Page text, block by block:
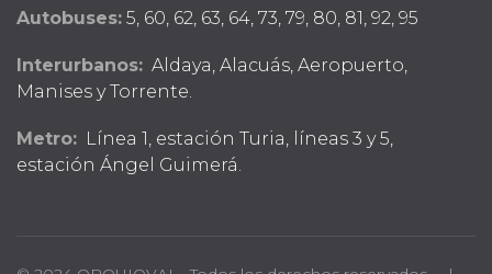
Autobuses: 5, 60, 62, 63, 64, 73, 79, 80, 81, 92, 95
Interurbanos: Aldaya, Alacuás, Aeropuerto,
Manises y Torrente.
Metro: Línea 1, estación Turia, líneas 3 y 5,
estación Ángel Guimerá.